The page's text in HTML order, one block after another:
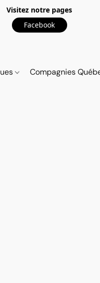
Visitez notre pages
Facebook
Compagnies